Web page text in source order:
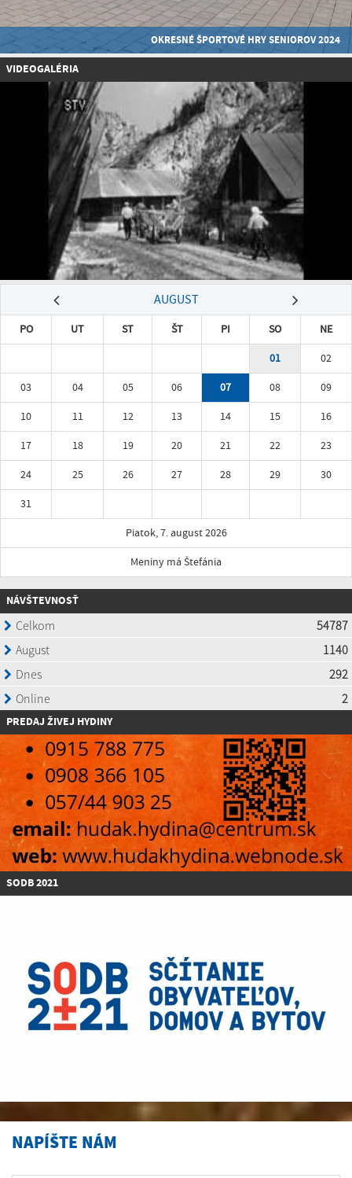
OKRESNÉ ŠPORTOVÉ HRY SENIOROV 2024
VIDEOGALÉRIA
AUGUST
PO UT ST ŠT PI SO
NE
01
02
03
04 05 06 07 08
09
10
11 12 13 14 15
16
17
18 19 20 21 22
23
24
25 26 27 28 29
30
31
Piatok, 7. august 2026
Meniny má Štefánia
NÁVŠTEVNOSŤ
PREDAJ ŽIVEJ HYDINY
SODB 2021
NAPÍŠTE NÁM